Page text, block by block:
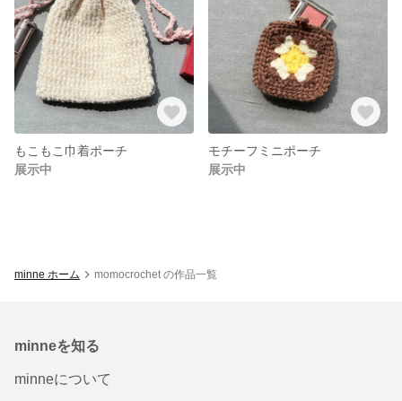
もこもこ巾着ポーチ
展示中
モチーフミニポーチ
展示中
minne ホーム momocrochet の作品一覧
minneを知る
minneについて